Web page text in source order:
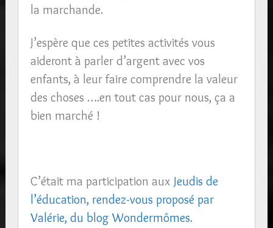
la marchande.
J’espère que ces petites activités vous
aideront à parler d’argent avec vos
enfants, à leur faire comprendre la valeur
des choses ….en tout cas pour nous, ça a
bien marché !
C’était ma participation aux Jeudis de
l’éducation, rendez-vous proposé par
Valérie, du blog Wondermômes.